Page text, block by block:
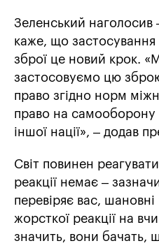
Зеленський наголосив
каже, що застосування
зброї це новий крок.
застосовуємо цю
право згідно норм
право на самооборону
іншої нації», – додав
Світ повинен
реакції немає –
перевіряє вас,
жорсткої реакції на
значить, вони бачать,